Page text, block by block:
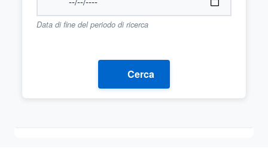
Data di fine del periodo di ricerca
Cerca